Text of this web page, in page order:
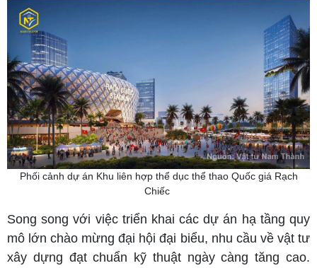
Phối cảnh dự án Khu liên hợp thể dục thể thao Quốc giá Rạch
Chiếc
Song song với việc triển khai các dự án hạ tầng quy
mô lớn chào mừng đại hội đại biểu, nhu cầu về vật tư
xây dựng đạt chuẩn kỹ thuật ngày càng tăng cao.